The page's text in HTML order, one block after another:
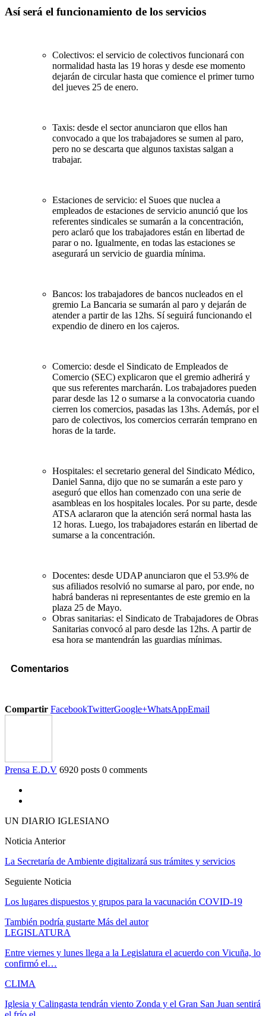
Así será el funcionamiento de los servicios
Colectivos: el servicio de colectivos funcionará con
normalidad hasta las 19 horas y desde ese momento
dejarán de circular hasta que comience el primer turno
del jueves 25 de enero.
Taxis: desde el sector anunciaron que ellos han
convocado a que los trabajadores se sumen al paro,
pero no se descarta que algunos taxistas salgan a
trabajar.
Estaciones de servicio: el Suoes que nuclea a
empleados de estaciones de servicio anunció que los
referentes sindicales se sumarán a la concentración,
pero aclaró que los trabajadores están en libertad de
parar o no. Igualmente, en todas las estaciones se
asegurará un servicio de guardia mínima.
Bancos: los trabajadores de bancos nucleados en el
gremio La Bancaria se sumarán al paro y dejarán de
atender a partir de las 12hs. Sí seguirá funcionando el
expendio de dinero en los cajeros.
Comercio: desde el Sindicato de Empleados de
Comercio (SEC) explicaron que el gremio adherirá y
que sus referentes marcharán. Los trabajadores pueden
parar desde las 12 o sumarse a la convocatoria cuando
cierren los comercios, pasadas las 13hs. Además, por el
paro de colectivos, los comercios cerrarán temprano en
horas de la tarde.
Hospitales: el secretario general del Sindicato Médico,
Daniel Sanna, dijo que no se sumarán a este paro y
aseguró que ellos han comenzado con una serie de
asambleas en los hospitales locales. Por su parte, desde
ATSA aclararon que la atención será normal hasta las
12 horas. Luego, los trabajadores estarán en libertad de
sumarse a la concentración.
Docentes: desde UDAP anunciaron que el 53.9% de
sus afiliados resolvió no sumarse al paro, por ende, no
habrá banderas ni representantes de este gremio en la
plaza 25 de Mayo.
Obras sanitarias: el Sindicato de Trabajadores de Obras
Sanitarias convocó al paro desde las 12hs. A partir de
esa hora se mantendrán las guardias mínimas.
Comentarios
Compartir FacebookTwitterGoogle+WhatsAppEmail
Prensa E.D.V 6920 posts 0 comments
UN DIARIO IGLESIANO
Noticia Anterior
La Secretaría de Ambiente digitalizará sus trámites y servicios
Seguiente Noticia
Los lugares dispuestos y grupos para la vacunación COVID-19
También podría gustarte Más del autor
LEGISLATURA
Entre viernes y lunes llega a la Legislatura el acuerdo con Vicuña, lo
confirmó el…
CLIMA
Iglesia y Calingasta tendrán viento Zonda y el Gran San Juan sentirá